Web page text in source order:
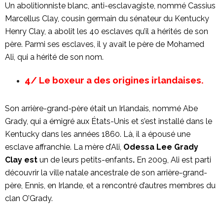
Un abolitionniste blanc, anti-esclavagiste, nommé Cassius
Marcellus Clay, cousin germain du sénateur du Kentucky
Henry Clay, a abolit les 40 esclaves qu’il a hérités de son
père. Parmi ses esclaves, il y avait le père de Mohamed
Ali, qui a hérité de son nom.
4/ Le boxeur a des origines irlandaises.
Son arrière-grand-père était un Irlandais, nommé Abe
Grady, qui a émigré aux États-Unis et s’est installé dans le
Kentucky dans les années 1860. Là, il a épousé une
esclave affranchie. La mère d’Ali, Odessa Lee Grady
Clay est un de leurs petits-enfants. En 2009, Ali est parti
découvrir la ville natale ancestrale de son arrière-grand-
père, Ennis, en Irlande, et a rencontré d’autres membres du
clan O’Grady.